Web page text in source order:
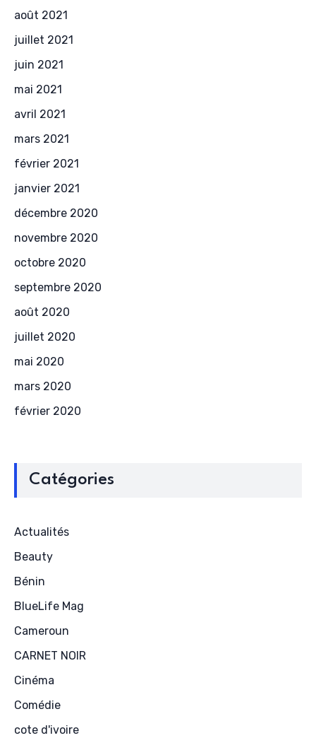
août 2021
juillet 2021
juin 2021
mai 2021
avril 2021
mars 2021
février 2021
janvier 2021
décembre 2020
novembre 2020
octobre 2020
septembre 2020
août 2020
juillet 2020
mai 2020
mars 2020
février 2020
Catégories
Actualités
Beauty
Bénin
BlueLife Mag
Cameroun
CARNET NOIR
Cinéma
Comédie
cote d'ivoire